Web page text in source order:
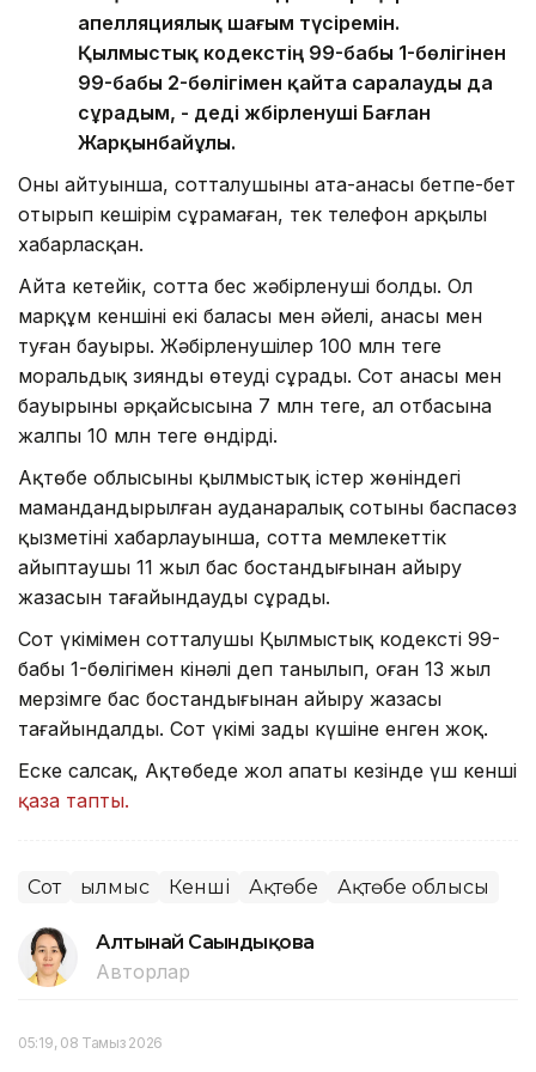
апелляциялық шағым түсіремін.
Қылмыстық кодекстің 99-бабы 1-бөлігінен
99-бабы 2-бөлігімен қайта саралауды да
сұрадым, - деді жәбірленуші Бағлан
Жарқынбайұлы.
Оның айтуынша, сотталушының ата-анасы бетпе-бет
отырып кешірім сұрамаған, тек телефон арқылы
хабарласқан.
Айта кетейік, сотта бес жәбірленуші болды. Ол
марқұм кеншінің екі баласы мен әйелі, анасы мен
туған бауыры. Жәбірленушілер 100 млн теңге
моральдық зиянды өтеуді сұрады. Сот анасы мен
бауырының әрқайсысына 7 млн теңге, ал отбасына
жалпы 10 млн теңге өндірді.
Ақтөбе облысының қылмыстық істер жөніндегі
мамандандырылған ауданаралық сотының баспасөз
қызметінің хабарлауынша, сотта мемлекеттік
айыптаушы 11 жыл бас бостандығынан айыру
жазасын тағайындауды сұрады.
Сот үкімімен сотталушы Қылмыстық кодекстің 99-
бабы 1-бөлігімен кінәлі деп танылып, оған 13 жыл
мерзімге бас бостандығынан айыру жазасы
тағайындалды. Сот үкімі заңды күшіне енген жоқ.
Еске салсақ, Ақтөбеде жол апаты кезінде үш кенші
қаза тапты.
Сот Қылмыс Кенші Ақтөбе Ақтөбе облысы
Алтынай Сағындықова
Авторлар
05:19, 08 Тамыз 2026